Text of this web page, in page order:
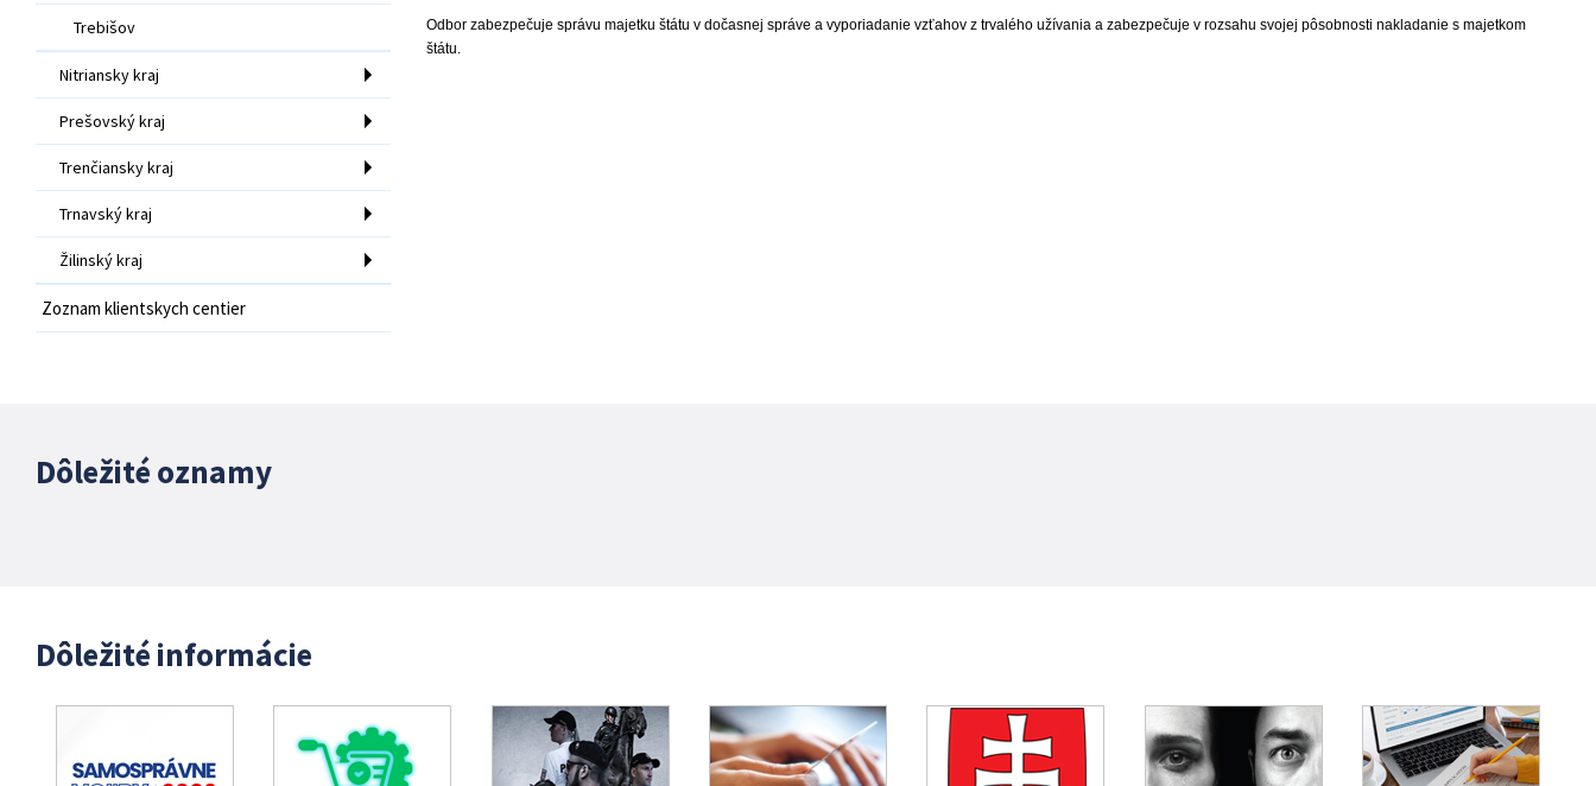
Trebišov
Nitriansky kraj
Prešovský kraj
Trenčiansky kraj
Trnavský kraj
Žilinský kraj
Zoznam klientskych centier
Odbor zabezpečuje správu majetku štátu v dočasnej správe a vyporiadanie vzťahov z trvalého užívania a zabezpečuje v rozsahu svojej pôsobnosti nakladanie s majetkom
štátu.
Dôležité oznamy
Dôležité informácie